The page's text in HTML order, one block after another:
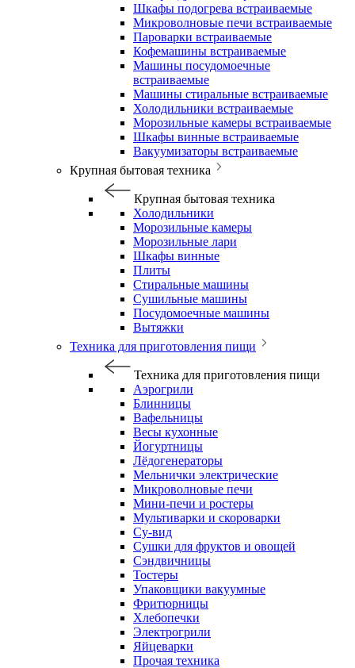
Шкафы подогрева встраиваемые
Микроволновые печи встраиваемые
Пароварки встраиваемые
Кофемашины встраиваемые
Машины посудомоечные
встраиваемые
Машины стиральные встраиваемые
Холодильники встраиваемые
Морозильные камеры встраиваемые
Шкафы винные встраиваемые
Вакуумизаторы встраиваемые
Крупная бытовая техника
Крупная бытовая техника
Холодильники
Морозильные камеры
Морозильные лари
Шкафы винные
Плиты
Стиральные машины
Сушильные машины
Посудомоечные машины
Вытяжки
Техника для приготовления пищи
Техника для приготовления пищи
Аэрогрили
Блинницы
Вафельницы
Весы кухонные
Йогуртницы
Лёдогенераторы
Мельнички электрические
Микроволновые печи
Мини-печи и ростеры
Мультиварки и скороварки
Су-вид
Сушки для фруктов и овощей
Сэндвичницы
Тостеры
Упаковщики вакуумные
Фритюрницы
Хлебопечки
Электрогрили
Яйцеварки
Прочая техника